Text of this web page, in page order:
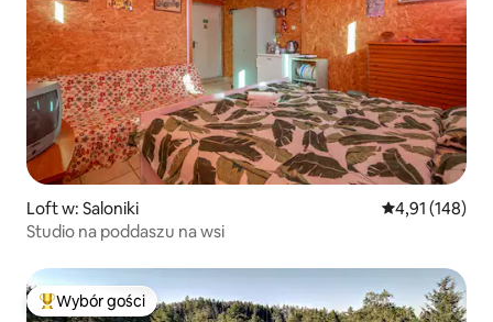
Loft w: Saloniki Średnia
4,91 (148)
Studio na poddaszu na wsi
Najpopularniejsze z kategorii Wybór gości
Wybór gości